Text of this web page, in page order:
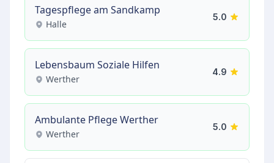
Tagespflege am Sandkamp
Halle
5.0
Lebensbaum Soziale Hilfen
Werther
4.9
Ambulante Pflege Werther
Werther
5.0